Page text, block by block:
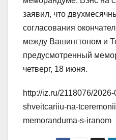
заявил, что
согласования
между Вашингтоном и
предусмотренный
четверг, 18 июня.
http://iz.ru/2118076/
shveitcariiu-na-
memoranduma-s-iranom